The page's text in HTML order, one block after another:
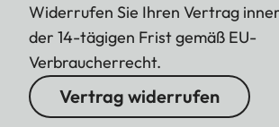
Widerrufen Sie Ihren Vertrag
der 14-tägigen Frist gemäß EU-
Verbraucherrecht.
Vertrag widerrufen